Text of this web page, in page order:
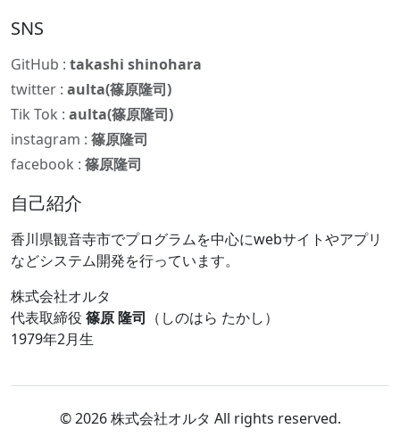
SNS
GitHub : takashi shinohara
twitter : aulta(篠原隆司)
Tik Tok : aulta(篠原隆司)
instagram : 篠原隆司
facebook : 篠原隆司
自己紹介
香川県観音寺市でプログラムを中心にwebサイトやアプリ
などシステム開発を行っています。
株式会社オルタ
代表取締役 篠原 隆司 （しのはら たかし）
1979年2月生
© 2026 株式会社オルタ All rights reserved.